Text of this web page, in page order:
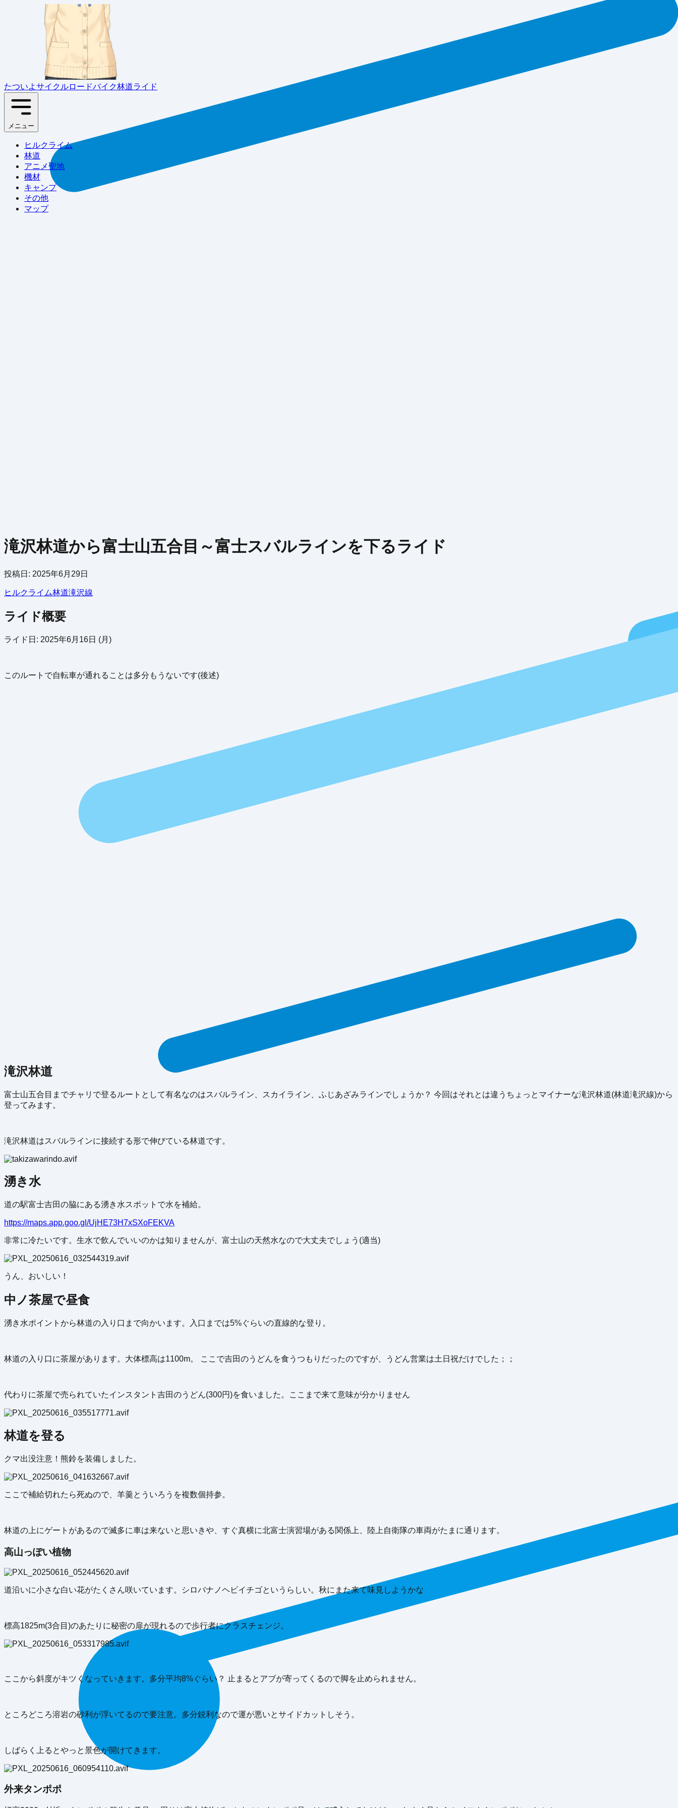
たついよサイクルロードバイク林道ライド
メニュー
ヒルクライム
林道
アニメ聖地
機材
キャンプ
その他
マップ
滝沢林道から富士山五合目～富士スバルラインを下るライド
投稿日: 2025年6月29日
ヒルクライム林道滝沢線
ライド概要
ライド日: 2025年6月16日 (月)
このルートで自転車が通れることは多分もうないです(後述)
滝沢林道
富士山五合目までチャリで登るルートとして有名なのはスバルライン、スカイライン、ふじあざみラインでしょうか？ 今回はそれとは違うちょっとマイナーな滝沢林道(林道滝沢線)から
登ってみます。
滝沢林道はスバルラインに接続する形で伸びている林道です。
湧き水
道の駅富士吉田の脇にある湧き水スポットで水を補給。
https://maps.app.goo.gl/UjHE73H7xSXoFEKVA
非常に冷たいです。生水で飲んでいいのかは知りませんが、富士山の天然水なので大丈夫でしょう(適当)
うん、おいしい！
中ノ茶屋で昼食
湧き水ポイントから林道の入り口まで向かいます。入口までは5%ぐらいの直線的な登り。
林道の入り口に茶屋があります。大体標高は1100m。 ここで吉田のうどんを食うつもりだったのですが、うどん営業は土日祝だけでした；；
代わりに茶屋で売られていたインスタント吉田のうどん(300円)を食いました。ここまで来て意味が分かりません
林道を登る
クマ出没注意！熊鈴を装備しました。
ここで補給切れたら死ぬので、羊羹とういろうを複数個持参。
林道の上にゲートがあるので滅多に車は来ないと思いきや、すぐ真横に北富士演習場がある関係上、陸上自衛隊の車両がたまに通ります。
高山っぽい植物
道沿いに小さな白い花がたくさん咲いています。シロバナノヘビイチゴというらしい。秋にまた来て味見しようかな
標高1825m(3合目)のあたりに秘密の扉が現れるので歩行者にクラスチェンジ。
ここから斜度がキツくなっていきます。多分平均8%ぐらい？ 止まるとアブが寄ってくるので脚を止められません。
ところどころ溶岩の砂利が浮いてるので要注意。多分鋭利なので運が悪いとサイドカットしそう。
しばらく上るとやっと景色が開けてきます。
外来タンポポ